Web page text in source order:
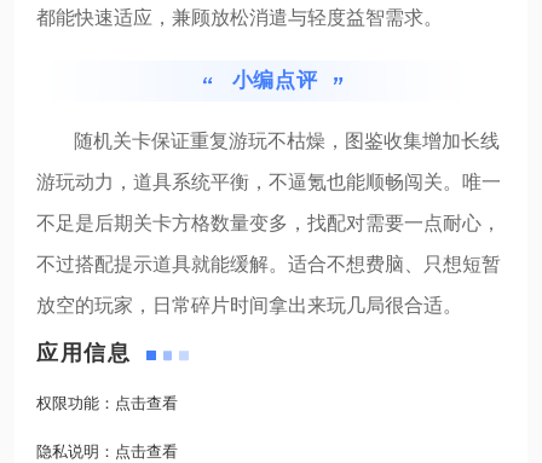
都能快速适应，兼顾放松消遣与轻度益智需求。
小编点评
随机关卡保证重复游玩不枯燥，图鉴收集增加长线
游玩动力，道具系统平衡，不逼氪也能顺畅闯关。唯一
不足是后期关卡方格数量变多，找配对需要一点耐心，
不过搭配提示道具就能缓解。适合不想费脑、只想短暂
放空的玩家，日常碎片时间拿出来玩几局很合适。
应用信息
权限功能： 点击查看
隐私说明： 点击查看